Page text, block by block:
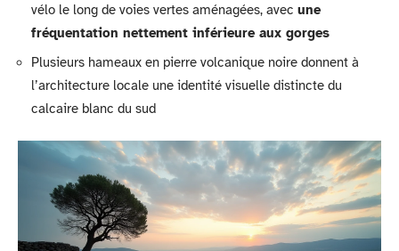
vélo le long de voies vertes aménagées, avec une
fréquentation nettement inférieure aux gorges
Plusieurs hameaux en pierre volcanique noire donnent à
l’architecture locale une identité visuelle distincte du
calcaire blanc du sud